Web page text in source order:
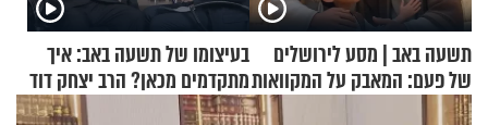
תשעה באב | מסע לירושלים
של פעם: המאבק על המקוואות
בעיצומו של תשעה באב: איך
מתקדמים מכאן? הרב יצחק דוד
גרוסמן בשיחה מיוחדת